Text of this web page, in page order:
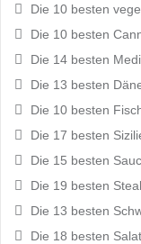
Die 10 besten
Die 10 besten
Die 14 besten
Die 13 besten
Die 10 besten
Die 17 besten
Die 15 besten
Die 19 besten
Die 13 besten
Die 18 besten